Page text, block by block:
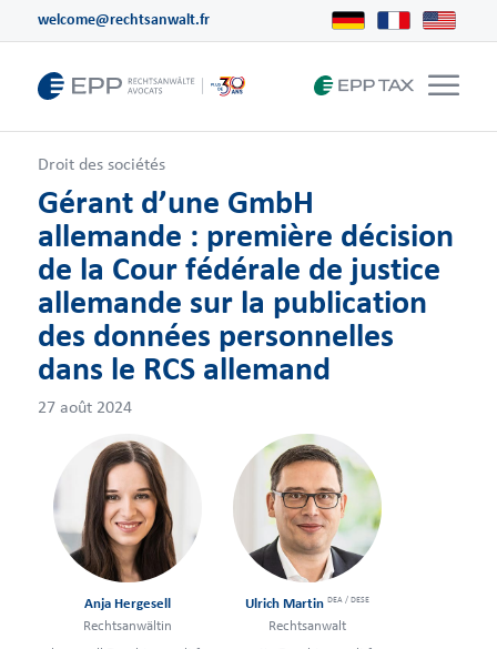
welcome@rechtsanwalt.fr
Droit des sociétés
Gérant d’une GmbH
allemande : première décision
de la Cour fédérale de justice
allemande sur la publication
des données personnelles
dans le RCS allemand
Anja Hergesell
Rechtsanwältin
Ulrich Martin DEA / DESE
Rechtsanwalt
27 août 2024